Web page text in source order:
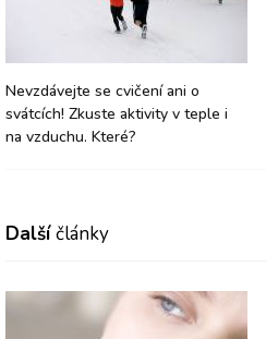
Nevzdávejte se cvičení ani o
svátcích! Zkuste aktivity v teple i
na vzduchu. Které?
Dalšíčlánky